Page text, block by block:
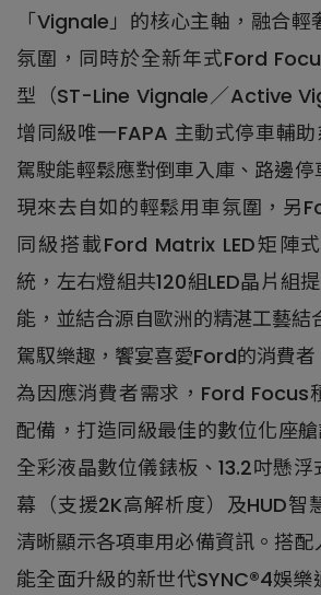
「Vignale」的核心主軸，融合
氛圍，同時於全新年式Ford
型（ST-Line Vignale／Active
增同級唯一FAPA 主動式停車輔
駕駛能輕鬆應對倒車入庫、路邊
現來去自如的輕鬆用車氛圍，另
同級搭載Ford Matrix LED矩陣
統，左右燈組共120組LED晶片組
能，並結合源自歐洲的精湛工藝結
駕馭樂趣，饗宴喜愛Ford的消費者
為因應消費者需求，Ford Focus
配備，打造同級最佳的數位化座
全彩液晶數位儀錶板、13.2吋懸
幕（支援2K高解析度）及HUD智
清晰顯示各項車用必備資訊。搭
能全面升級的新世代SYNC®4娛樂